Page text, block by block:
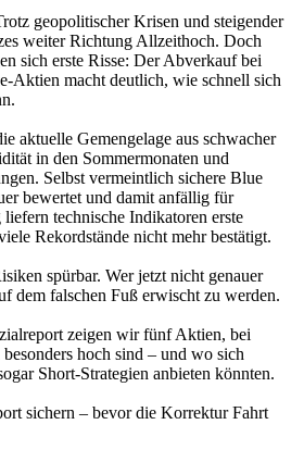
geopolitischer Krisen und steigender
weiter Richtung Allzeithoch. Doch
sich erste Risse: Der Abverkauf bei
Aktien macht deutlich, wie schnell sich
aktuelle Gemengelage aus schwacher
in den Sommermonaten und
Selbst vermeintlich sichere Blue
bewertet und damit anfällig für
technische Indikatoren erste
Rekordstände nicht mehr bestätigt.
spürbar. Wer jetzt nicht genauer
dem falschen Fuß erwischt zu werden.
zeigen wir fünf Aktien, bei
hoch sind – und wo sich
Short-Strategien anbieten könnten.
sichern – bevor die Korrektur Fahrt